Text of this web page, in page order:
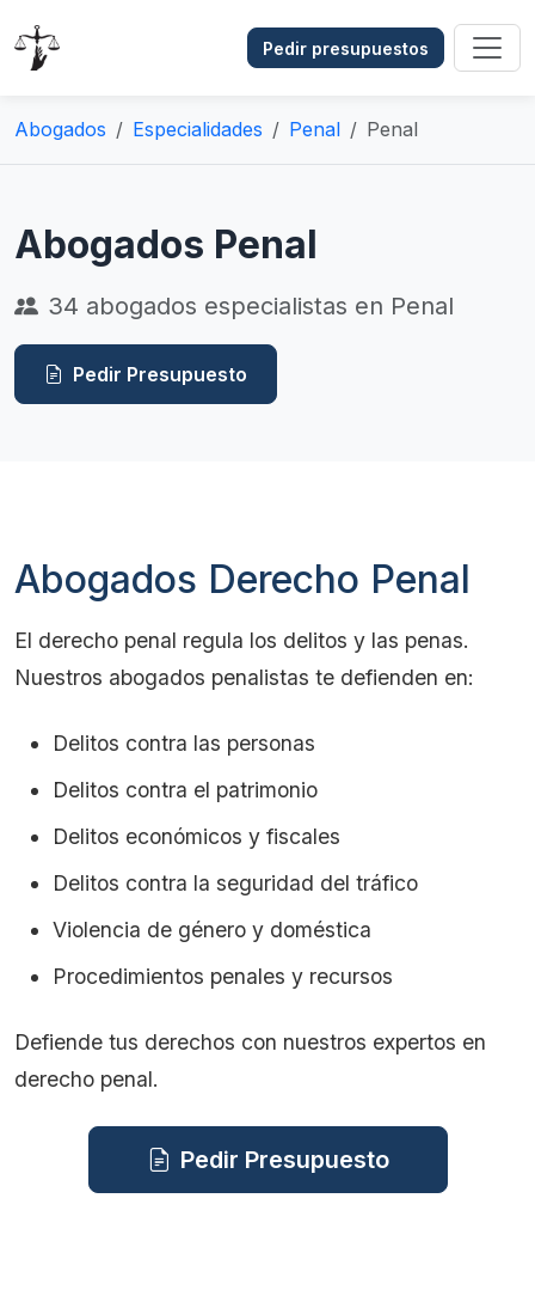
Pedir presupuestos
Abogados Especialidades Penal Penal
Abogados Penal
34 abogados especialistas en Penal
Pedir Presupuesto
Abogados Derecho Penal
El derecho penal regula los delitos y las penas.
Nuestros abogados penalistas te defienden en:
Delitos contra las personas
Delitos contra el patrimonio
Delitos económicos y fiscales
Delitos contra la seguridad del tráfico
Violencia de género y doméstica
Procedimientos penales y recursos
Defiende tus derechos con nuestros expertos en
derecho penal.
Pedir Presupuesto